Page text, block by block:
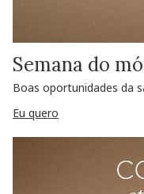
Semana do
Boas oportunidades da
Eu quero